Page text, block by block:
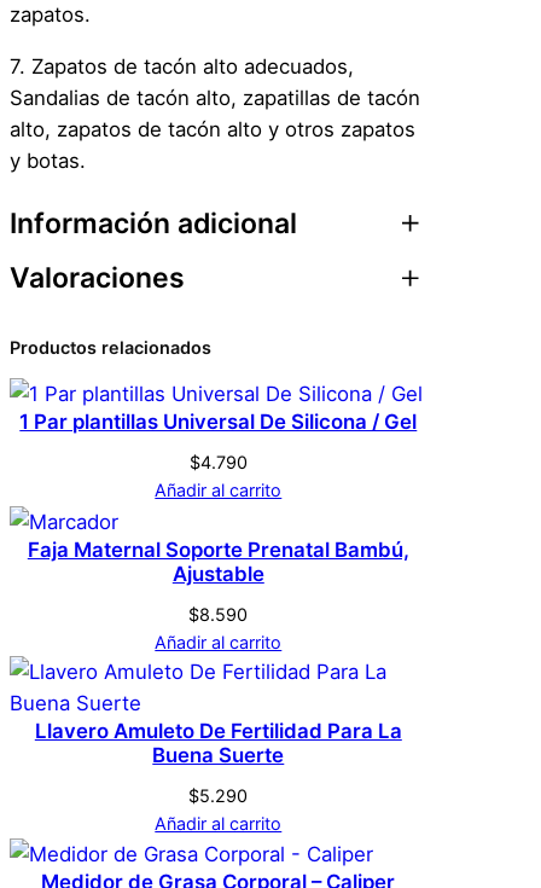
zapatos.
7. Zapatos de tacón alto adecuados,
Sandalias de tacón alto, zapatillas de tacón
alto, zapatos de tacón alto y otros zapatos
y botas.
Información adicional
Atributos
Dimensiones
Marca Genérica
Color
L
Valoraciones
0 valoraciones en 20
par. Plantilla Universal
De Silicona / Gel
No hay valoraciones aún. Solo los usuarios
registrados que hayan comprado este
producto pueden hacer una valoración.
Productos relacionados
1 Par plantillas Universal De Silicona / Gel
$4.790
Añadir al carrito
Faja Maternal Soporte Prenatal Bambú,
Ajustable
$8.590
Añadir al carrito
Llavero Amuleto De Fertilidad Para La
Buena Suerte
$5.290
Añadir al carrito
Medidor de Grasa Corporal – Caliper